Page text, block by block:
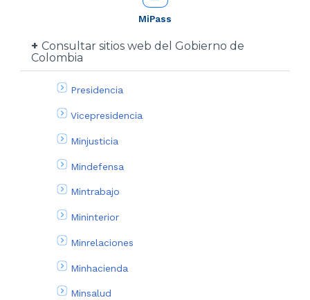
MiPass
Consultar sitios web del Gobierno de
Colombia
Presidencia
Vicepresidencia
Minjusticia
Mindefensa
Mintrabajo
Mininterior
Minrelaciones
Minhacienda
Minsalud